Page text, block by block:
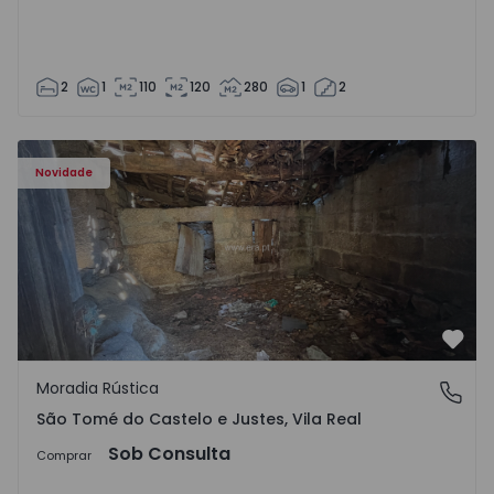
2 1 110 120 280 1 2
Novidade
Moradia Vila Real, São Tomé do Castelo e Justes -
São Tomé do Castelo e Justes, Vila Real
Moradia Rústica
São Tomé do Castelo e Justes, Vila Real
Comprar Sob Consulta